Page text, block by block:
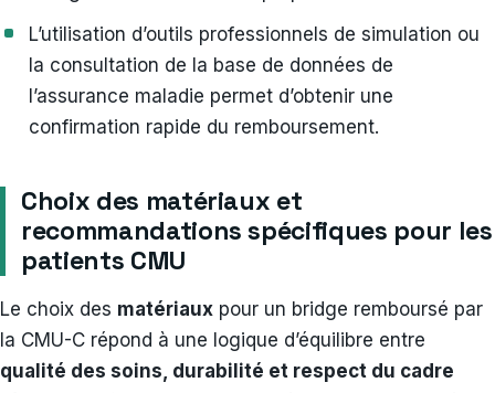
L’utilisation d’outils professionnels de simulation ou
la consultation de la base de données de
l’assurance maladie permet d’obtenir une
confirmation rapide du remboursement.
Choix des matériaux et
recommandations spécifiques pour les
patients CMU
Le choix des matériaux pour un bridge remboursé par
la CMU-C répond à une logique d’équilibre entre
qualité des soins, durabilité et respect du cadre